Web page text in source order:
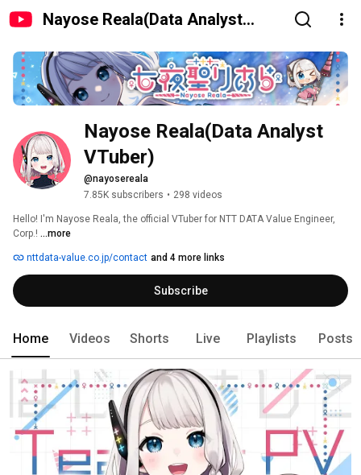
Nayose Reala(Data Analyst
Nayose Reala(Data Analyst
VTuber)
@nayosereala
7.85K subscribers • 298 videos
Hello! I'm Nayose Reala, the official VTuber for NTT DATA Value Engineer,
Corp.! ...more
nttdata-value.co.jp/contact and 4 more links
Subscribe
Home Videos Shorts Live Playlists Posts